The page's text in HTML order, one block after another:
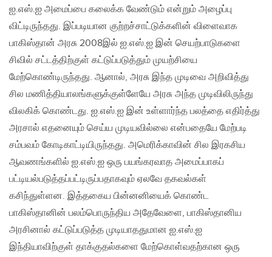
ஐ.எஸ்.ஐ அமைப்பை கலைக்க வேண்டும் என்றும் அழைப்பு
விட்டிருந்தது. இப்படியான குற்றச்சாட்டுக்களின் விளைவாக
பாகிஸ்தான் அரசு 2008இல் ஐ.எஸ்.ஐ இன் செயற்பாடுகளை
சிவில் சட்டத்திற்குள் கட்டுப்படுத்தும் முயற்சியை
மேற்கொண்டிருந்தது. ஆனால், அரசு இந்த முடிவை அறிவித்து
சில மணித்தியாலங்களுக்குள்ளேயே அரசு அந்த முடிவிலிருந்து
விலகிக் கொண்டது. ஐ.எஸ்.ஐ இன் உள்ளார்ந்த பலத்தை எதிர்த்து
அரசால் எதனையும் செய்ய முடியவில்லை என்பதையே மேற்படி
சம்பவம் கோடிகாட்டியிருந்தது. அமெரிக்காவின் சில இரகசிய
ஆவணங்களில் ஐ.எஸ்.ஐ ஒரு பயங்கரவாத அமைப்பாகப்
பட்டியல்படுத்தப்பட்டிருப்பதாகவும் ஏலவே தகவல்கள்
கசிந்துள்ளன. இத்தகைய பின்னனியைக் கொண்ட
பாகிஸ்தானின் பலம்பொருந்திய அதேவேளை, பாகிஸ்தானிய
அரசினால் கட்டுப்படுத்த முடியாததுமான ஐ.எஸ்.ஐ
இந்தியாவிற்குள் தாக்குதல்களை மேற்கொள்வதற்கான ஒரு